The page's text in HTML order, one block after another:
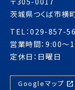
茨城県つくば市横
TEL：029-857-
営業時間：9:00～
定休日：日曜日
Googleマップ open_in_new